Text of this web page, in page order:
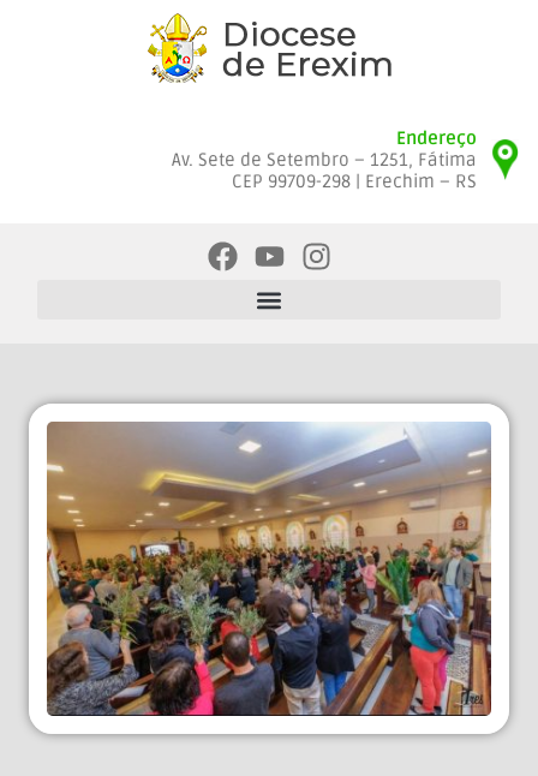
Endereço
Av. Sete de Setembro – 1251, Fátima
CEP 99709-298 | Erechim – RS